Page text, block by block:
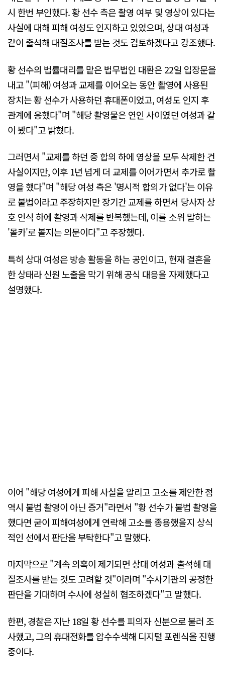
시 한번 부인했다. 황 선수 측은 촬영 여부 및 영상이 있다는
사실에 대해 피해 여성도 인지하고 있었으며, 상대 여성과
같이 출석해 대질조사를 받는 것도 검토하겠다고 강조했다.
황 선수의 법률대리를 맡은 법무법인 대환은 22일 입장문을
내고 "(피해) 여성과 교제를 이어오는 동안 촬영에 사용된
장치는 황 선수가 사용하던 휴대폰이었고, 여성도 인지 후
관계에 응했다"며 "해당 촬영물은 연인 사이였던 여성과 같
이 봤다"고 밝혔다.
그러면서 "교제를 하던 중 합의 하에 영상을 모두 삭제한 건
사실이지만, 이후 1년 넘게 더 교제를 이어가면서 추가로 촬
영을 했다"며 "해당 여성 측은 '명시적 합의가 없다'는 이유
로 불법이라고 주장하지만 장기간 교제를 하면서 당사자 상
호 인식 하에 촬영과 삭제를 반복했는데, 이를 소위 말하는
'몰카'로 볼지는 의문이다"고 주장했다.
특히 상대 여성은 방송 활동을 하는 공인이고, 현재 결혼을
한 상태라 신원 노출을 막기 위해 공식 대응을 자제했다고
설명했다.
이어 "해당 여성에게 피해 사실을 알리고 고소를 제안한 점
역시 불법 촬영이 아닌 증거"라면서 "황 선수가 불법 촬영을
했다면 굳이 피해여성에게 연락해 고소를 종용했을지 상식
적인 선에서 판단을 부탁한다"고 말했다.
마지막으로 "계속 의혹이 제기되면 상대 여성과 출석해 대
질조사를 받는 것도 고려할 것"이라며 "수사기관의 공정한
판단을 기대하며 수사에 성실히 협조하겠다"고 말했다.
한편, 경찰은 지난 18일 황 선수를 피의자 신분으로 불러 조
사했고, 그의 휴대전화를 압수수색해 디지털 포렌식을 진행
중이다.